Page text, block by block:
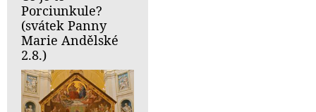
Porciunkule?
(svátek Panny
Marie Andělské
2.8.)